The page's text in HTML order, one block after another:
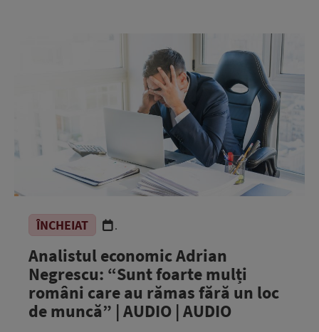
ÎNCHEIAT .
Analistul economic Adrian
Negrescu: “Sunt foarte mulți
români care au rămas fără un loc
de muncă” | AUDIO | AUDIO